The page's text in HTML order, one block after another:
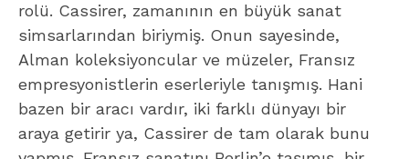
rolü. Cassirer, zamanının en büyük sanat
simsarlarından biriymiş. Onun sayesinde,
Alman koleksiyoncular ve müzeler, Fransız
empresyonistlerin eserleriyle tanışmış. Hani
bazen bir aracı vardır, iki farklı dünyayı bir
araya getirir ya, Cassirer de tam olarak bunu